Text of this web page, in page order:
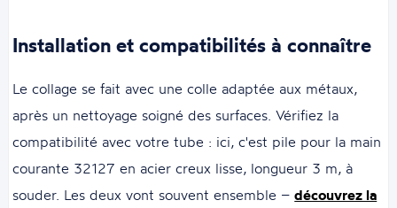
Installation et compatibilités à connaître
Le collage se fait avec une colle adaptée aux métaux,
après un nettoyage soigné des surfaces. Vérifiez la
compatibilité avec votre tube : ici, c'est pile pour la main
courante 32127 en acier creux lisse, longueur 3 m, à
souder. Les deux vont souvent ensemble –découvrez la